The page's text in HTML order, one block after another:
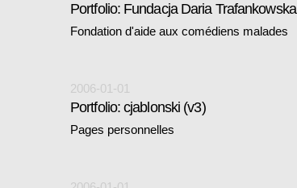
Portfolio: Fundacja Daria Trafankowska
Fondation d'aide aux comédiens malades
2006-01-01
Portfolio: cjablonski (v3)
Pages personnelles